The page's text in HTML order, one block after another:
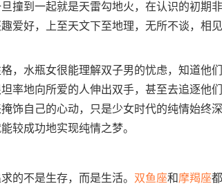
撞到一起就是天雷勾地火，在认识的初期
爱好，上至天文下至地理，无所不谈，相
水瓶女很能理解双子男的忧虑，知道他
率地向所爱的人伸出双手，甚至去追逐他
饰自己的心动，只是少女时代的纯情始终
较成功地实现纯情之梦。
不是生存，而是生活。 双鱼座和摩羯座